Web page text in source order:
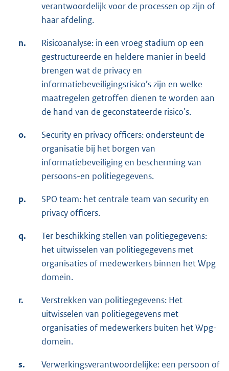
verantwoordelijk voor de processen op zijn of
haar afdeling.
n.
Risicoanalyse: in een vroeg stadium op een
gestructureerde en heldere manier in beeld
brengen wat de privacy en
informatiebeveiligingsrisico’s zijn en welke
maatregelen getroffen dienen te worden aan
de hand van de geconstateerde risico’s.
o.
Security en privacy officers: ondersteunt de
organisatie bij het borgen van
informatiebeveiliging en bescherming van
persoons-en politiegegevens.
p.
SPO team: het centrale team van security en
privacy officers.
q.
Ter beschikking stellen van politiegegevens:
het uitwisselen van politiegegevens met
organisaties of medewerkers binnen het Wpg
domein.
r.
Verstrekken van politiegegevens: Het
uitwisselen van politiegegevens met
organisaties of medewerkers buiten het Wpg-
domein.
s.
Verwerkingsverantwoordelijke: een persoon of